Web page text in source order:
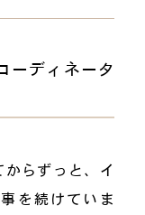
ーディネータ
らずっと、イ
を続けていま